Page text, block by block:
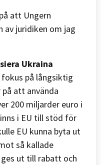
att Ungern
av juridiken om jag
Ukraina
på långsiktig
att använda
200 miljarder euro i
i EU till stöd för
EU kunna byta ut
så kallade
ut till rabatt och